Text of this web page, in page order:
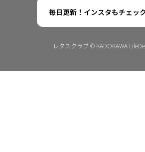
毎日更新！インスタもチェッ
レタスクラブ © KADOKAWA